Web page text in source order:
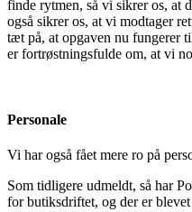
finde rytmen, så vi sikrer os, at
også sikrer os, at vi modtager
tæt på, at opgaven nu fungerer
er fortrøstningsfulde om, at vi
Personale
Vi har også fået mere ro på
Som tidligere udmeldt, så har
for butiksdriftet, og der er